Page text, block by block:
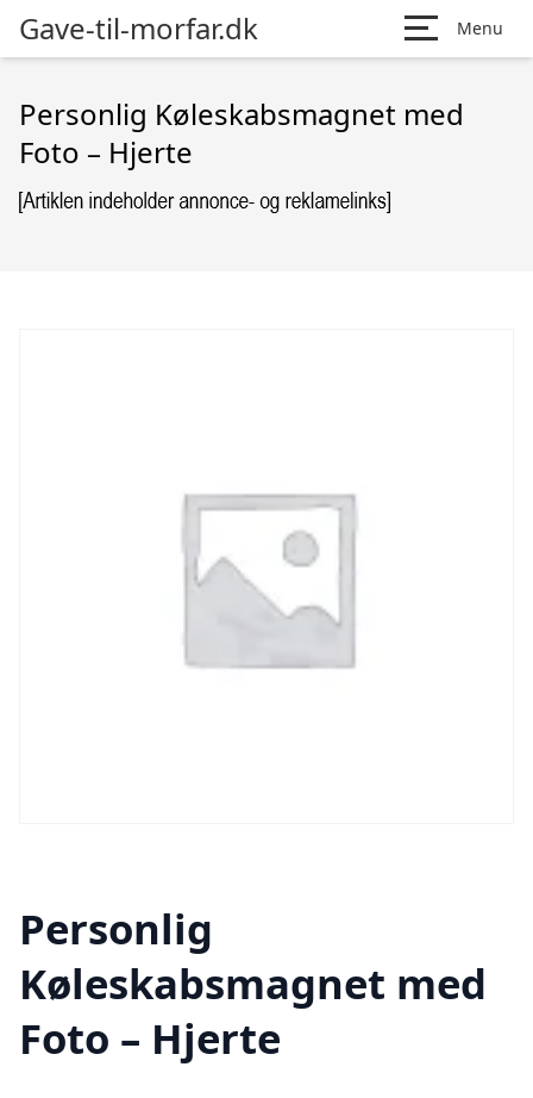
Gave-til-morfar.dk Menu
Personlig Køleskabsmagnet med
Foto – Hjerte
Personlig
Køleskabsmagnet med
Foto – Hjerte